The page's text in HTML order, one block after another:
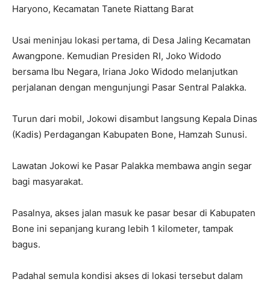
Haryono, Kecamatan Tanete Riattang Barat
Usai meninjau lokasi pertama, di Desa Jaling Kecamatan
Awangpone. Kemudian Presiden RI, Joko Widodo
bersama Ibu Negara, Iriana Joko Widodo melanjutkan
perjalanan dengan mengunjungi Pasar Sentral Palakka.
Turun dari mobil, Jokowi disambut langsung Kepala Dinas
(Kadis) Perdagangan Kabupaten Bone, Hamzah Sunusi.
Lawatan Jokowi ke Pasar Palakka membawa angin segar
bagi masyarakat.
Pasalnya, akses jalan masuk ke pasar besar di Kabupaten
Bone ini sepanjang kurang lebih 1 kilometer, tampak
bagus.
Padahal semula kondisi akses di lokasi tersebut dalam